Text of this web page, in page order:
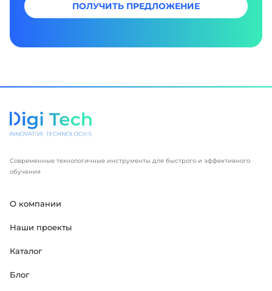
ПОЛУЧИТЬ ПРЕДЛОЖЕНИЕ
Современные технологичные инструменты для быстрого и эффективного
обучения
О компании
Наши проекты
Каталог
Блог